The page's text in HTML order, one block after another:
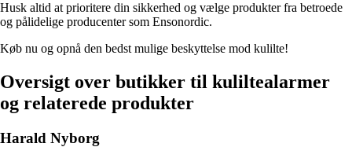
Husk altid at prioritere din sikkerhed og vælge produkter fra betroede
og pålidelige producenter som Ensonordic.
Køb nu og opnå den bedst mulige beskyttelse mod kulilte!
Oversigt over butikker til kuliltealarmer
og relaterede produkter
Harald Nyborg